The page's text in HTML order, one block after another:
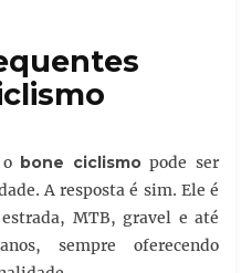
bone ciclismopode ser
A resposta é sim. Ele é
MTB, gravel e até
sempre oferecendo